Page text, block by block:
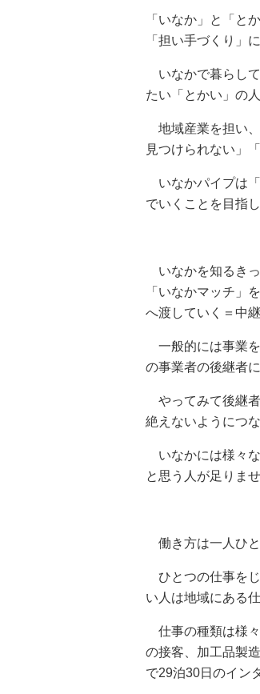
「いなか」と「と
「担い手づくり」
いなかで暮らし
たい「とかい」の人
地域産業を担い
見つけられない」
いなかパイプは
でいくことを目指
いなかを知るき
「いなかマッチ」
へ渡していく＝中
一般的には事業を
の事業者の後継者
やってみて後継
絶えないようにつ
いなかには様々な
と思う人が足りませ
働き方は一人ひと
ひとつの仕事を
い人は地域にある
仕事の種類は様
の接客、加工品製
で29泊30日のイン